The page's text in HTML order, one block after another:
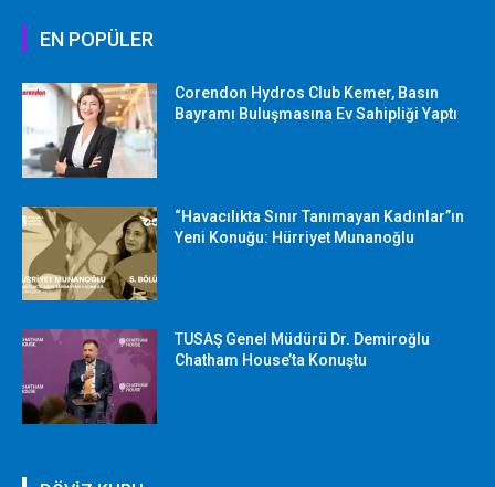
EN POPÜLER
Corendon Hydros Club Kemer, Basın
Bayramı Buluşmasına Ev Sahipliği Yaptı
“Havacılıkta Sınır Tanımayan Kadınlar”ın
Yeni Konuğu: Hürriyet Munanoğlu
TUSAŞ Genel Müdürü Dr. Demiroğlu
Chatham House’ta Konuştu